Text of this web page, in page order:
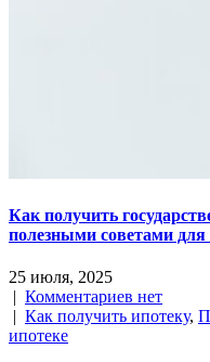
Как получить
полезными советами
25 июля, 2025
| Комментариев нет
| Как получить ипотеку,
ипотеке